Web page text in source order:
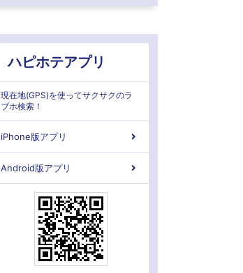
ハピホテアプリ
現在地(GPS)を使ってサクサクのラ
ブホ検索！
iPhone版アプリ
Android版アプリ